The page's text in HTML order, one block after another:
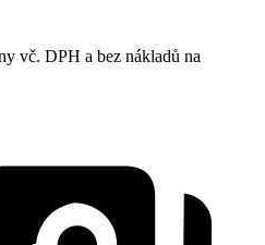
vč. DPH a bez nákladů na